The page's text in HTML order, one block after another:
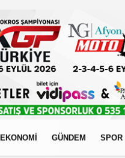
EKONOMİ GÜNDEM SPOR